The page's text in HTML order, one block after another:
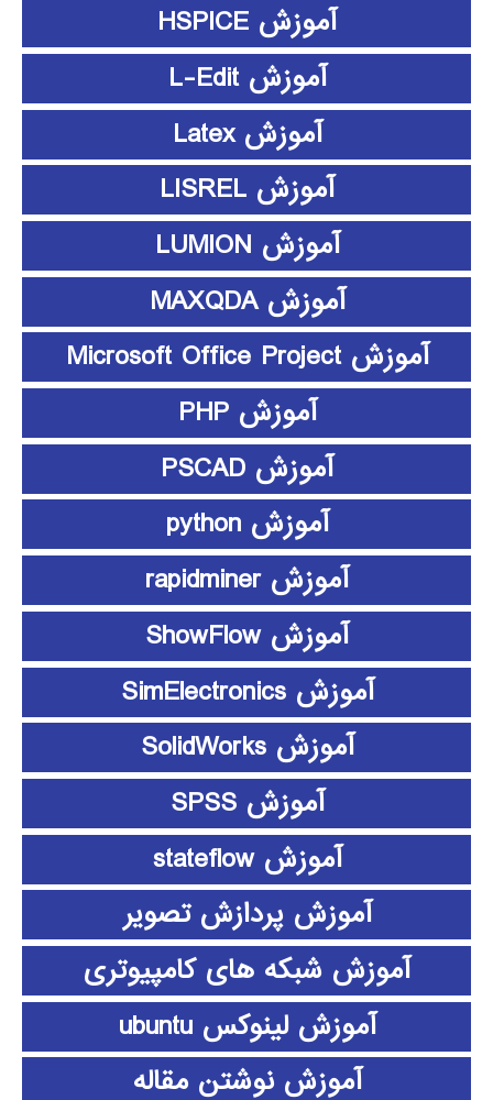
آموزش HSPICE
آموزش L-Edit
آموزش Latex
آموزش LISREL
آموزش LUMION
آموزش MAXQDA
آموزش Microsoft Office Project
آموزش PHP
آموزش PSCAD
آموزش python
آموزش rapidminer
آموزش ShowFlow
آموزش SimElectronics
آموزش SolidWorks
آموزش SPSS
آموزش stateflow
آموزش پردازش تصویر
آموزش شبکه های کامپیوتری
آموزش لینوکس ubuntu
آموزش نوشتن مقاله